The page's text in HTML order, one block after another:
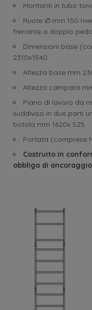
Montanti in tubo
Ruote Ø mm 150
frenante a doppio
Dimensioni base
2310x1540
Altezza base mm
Altezza campata
Piano di lavoro da
suddiviso in due parti
botola mm 1620x 525
Portata (comprese
Costruito in
obbligo di